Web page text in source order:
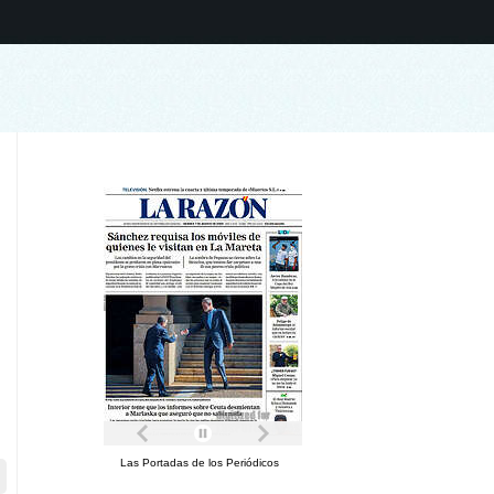
Las Portadas de los Periódicos